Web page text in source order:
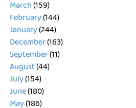
March(159)
February(144)
January(244)
December(163)
September(11)
August(44)
July(154)
June(180)
May(186)